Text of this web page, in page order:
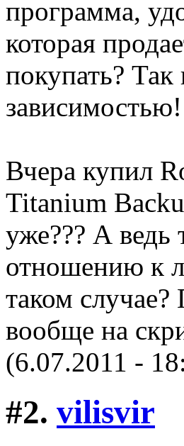
программа,
которая
покупать? Так
зависимостью!
Вчера купил
Titanium
уже??? А
отношению к
таком
вообще на
(6.07.2011 -
#2. vilisvir